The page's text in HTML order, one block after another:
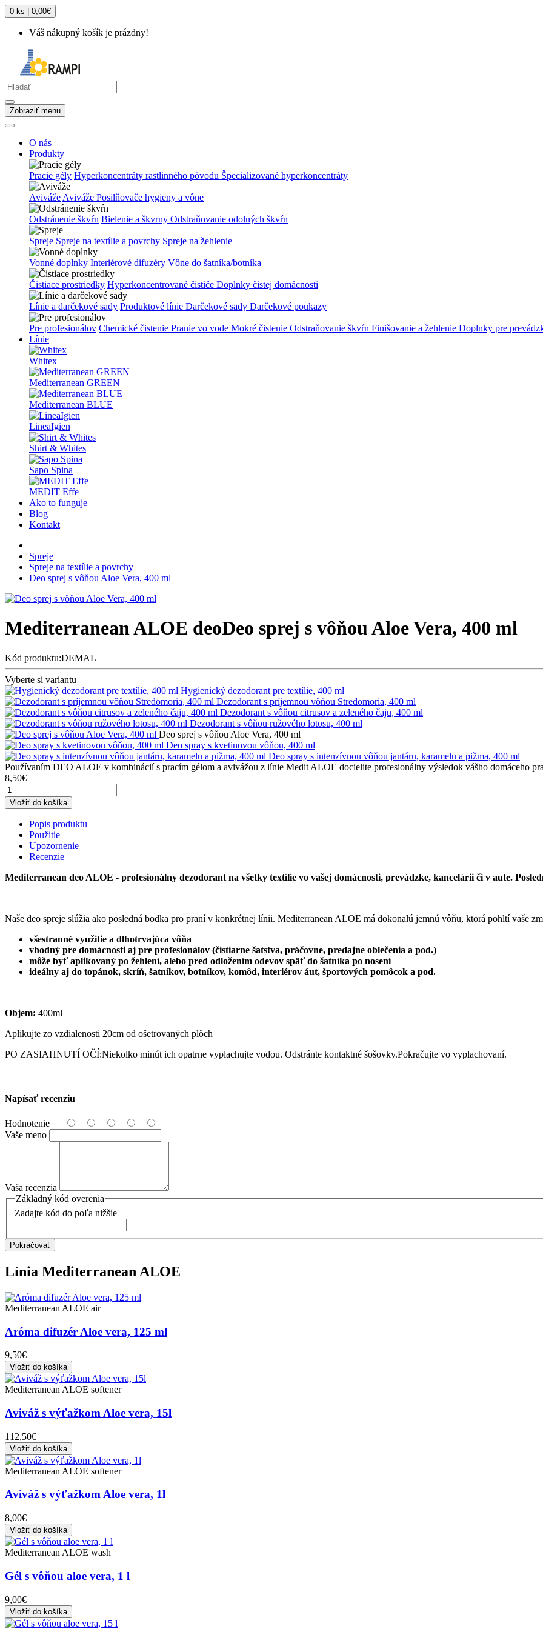
0 ks | 0,00€
Váš nákupný košík je prázdny!
Zobraziť menu
O nás
Produkty
Pracie gély Hyperkoncentráty rastlinného pôvodu Špecializované hyperkoncentráty
Aviváže Aviváže Posilňovače hygieny a vône
Odstránenie škvŕn Bielenie a škvrny Odstraňovanie odolných škvŕn
Spreje Spreje na textílie a povrchy Spreje na žehlenie
Vonné doplnky Interiérové difuzéry Vône do šatníka/botníka
Čistiace prostriedky Hyperkoncentrované čističe Doplnky čistej domácnosti
Línie a darčekové sady Produktové línie Darčekové sady Darčekové poukazy
Pre profesionálov Chemické čistenie Pranie vo vode Mokré čistenie Odstraňovanie škvŕn Finišovanie a žehlenie Doplnky pre
Línie
Whitex
Mediterranean GREEN
Mediterranean BLUE
LineaIgien
Shirt & Whites
Sapo Spina
MEDIT Effe
Ako to funguje
Blog
Kontakt
Spreje
Spreje na textílie a povrchy
Deo sprej s vôňou Aloe Vera, 400 ml
Mediterranean ALOE deoDeo sprej s vôňou Aloe Vera, 400 ml
Kód produktu:DEMAL
Vyberte si variantu
Hygienický dezodorant pre textílie, 400 ml
Dezodorant s príjemnou vôňou Stredomoria, 400 ml
Dezodorant s vôňou citrusov a zeleného čaju, 400 ml
Dezodorant s vôňou ružového lotosu, 400 ml
Deo sprej s vôňou Aloe Vera, 400 ml
Deo spray s kvetinovou vôňou, 400 ml
Deo spray s intenzívnou vôňou jantáru, karamelu a pižma, 400 ml
Používaním DEO ALOE v kombinácií s pracím gélom a avivážou z línie Medit ALOE docielite profesionálny výsledok vášho domáceho
8,50€
Vložiť do košíka
Popis produktu
Použitie
Upozornenie
Recenzie
Mediterranean deo ALOE - profesionálny dezodorant na všetky textílie vo vašej domácnosti, prevádzke, kancelárii či v aute.
Naše deo spreje slúžia ako posledná bodka pro praní v konkrétnej línii. Mediterranean ALOE má dokonalú jemnú vôňu, ktorá pohltí vaše
všestranné využitie a dlhotrvajúca vôňa
vhodný pre domácnosti aj pre profesionálov (čistiarne šatstva, práčovne, predajne oblečenia a pod.)
môže byť aplikovaný po žehlení, alebo pred odložením odevov späť do šatníka po nosení
ideálny aj do topánok, skríň, šatníkov, botníkov, komôd, interiérov áut, športových pomôcok a pod.
Objem: 400ml
Aplikujte zo vzdialenosti 20cm od ošetrovaných plôch
PO ZASIAHNUTÍ OČÍ:Niekolko minút ich opatrne vyplachujte vodou. Odstránte kontaktné šošovky.Pokračujte vo vyplachovaní.
Napísať recenziu
Hodnotenie
Vaše meno
Vaša recenzia
Základný kód overenia
Zadajte kód do poľa nižšie
Pokračovať
Línia Mediterranean ALOE
Mediterranean ALOE air
Aróma difuzér Aloe vera, 125 ml
9,50€
Vložiť do košíka
Mediterranean ALOE softener
Aviváž s výťažkom Aloe vera, 15l
112,50€
Vložiť do košíka
Mediterranean ALOE softener
Aviváž s výťažkom Aloe vera, 1l
8,00€
Vložiť do košíka
Mediterranean ALOE wash
Gél s vôňou aloe vera, 1 l
9,00€
Vložiť do košíka